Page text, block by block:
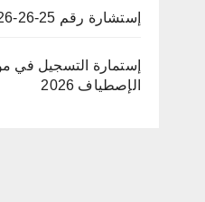
إستشارة رقم 25-26-2026
إستمارة التسجيل في
الإصطياف 2026